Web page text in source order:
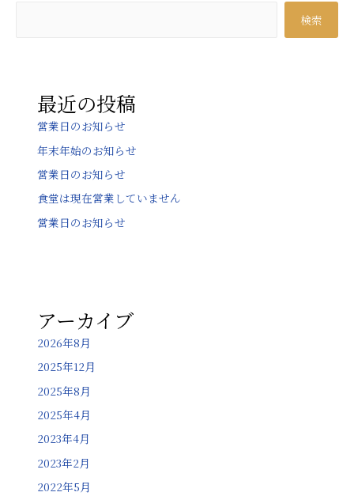
検索
最近の投稿
営業日のお知らせ
年末年始のお知らせ
営業日のお知らせ
食堂は現在営業していません
営業日のお知らせ
アーカイブ
2026年8月
2025年12月
2025年8月
2025年4月
2023年4月
2023年2月
2022年5月